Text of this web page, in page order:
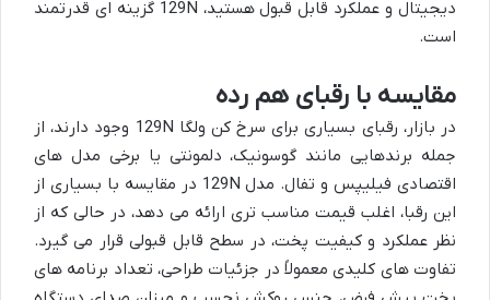
دیجیتال و عملکرد قابل قبول هستید، 129N گزینه ای قدرتمند
است.
مقایسه با رقبای هم رده
در بازار، رقبای بسیاری برای سرخ کن ولگا 129N وجود دارند، از
جمله برندهایی مانند گوسونیک، دلمونتی یا برخی مدل های
اقتصادی فیلیپس و تفال. مدل 129N در مقایسه با بسیاری از
این رقبا، اغلب قیمت مناسب تری ارائه می دهد، در حالی که از
نظر عملکرد و کیفیت پخت، در سطح قابل قبولی قرار می گیرد.
تفاوت های کلیدی معمولاً در جزئیات طراحی، تعداد برنامه های